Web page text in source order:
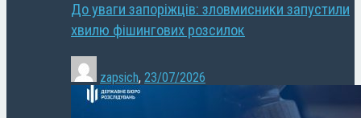
До уваги запоріжців: зловмисники запустили
хвилю фішингових розсилок
zapsich, 23/07/2026